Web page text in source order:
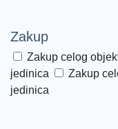
Zakup
Zakup celog
jedinica
Zakup
jedinica